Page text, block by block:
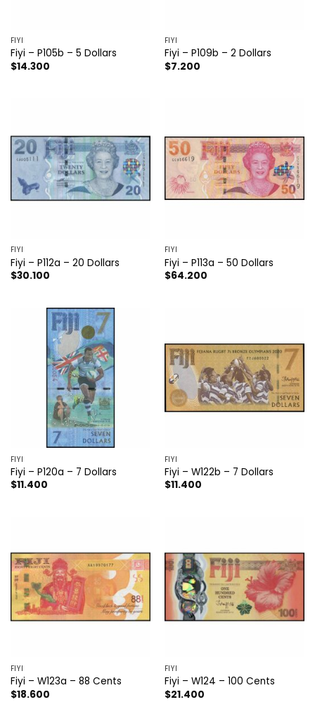
FIYI
Fiyi – P105b – 5 Dollars
$14.300
FIYI
Fiyi – P109b – 2 Dollars
$7.200
FIYI
Fiyi – P112a – 20 Dollars
$30.100
FIYI
Fiyi – P113a – 50 Dollars
$64.200
FIYI
Fiyi – P120a – 7 Dollars
$11.400
FIYI
Fiyi – W122b – 7 Dollars
$11.400
FIYI
Fiyi – W123a – 88 Cents
$18.600
FIYI
Fiyi – W124 – 100 Cents
$21.400